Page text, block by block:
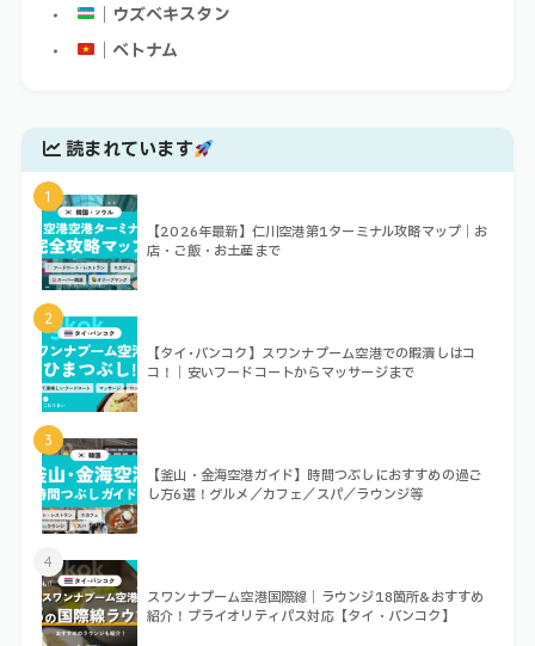
｜ウズベキスタン
｜ベトナム
読まれています
1
【2026年最新】仁川空港第1ターミナル攻略マップ｜お
店・ご飯・お土産まで
2
【タイ･バンコク】スワンナプーム空港での暇潰しはコ
コ！｜安いフードコートからマッサージまで
3
【釜山・金海空港ガイド】時間つぶしにおすすめの過ご
し方6選！グルメ／カフェ／スパ／ラウンジ等
4
スワンナプーム空港国際線｜ラウンジ18箇所&おすすめ
紹介！プライオリティパス対応【タイ・バンコク】